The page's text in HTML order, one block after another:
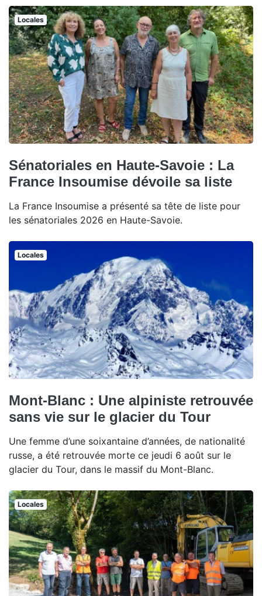
Locales
Sénatoriales en Haute-Savoie : La
France Insoumise dévoile sa liste
La France Insoumise a présenté sa tête de liste pour
les sénatoriales 2026 en Haute-Savoie.
Locales
Mont-Blanc : Une alpiniste retrouvée
sans vie sur le glacier du Tour
Une femme d’une soixantaine d’années, de nationalité
russe, a été retrouvée morte ce jeudi 6 août sur le
glacier du Tour, dans le massif du Mont-Blanc.
Locales